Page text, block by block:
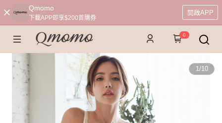
Qmomo
下載APP即享$200首購券
開啟APP
0
1/10